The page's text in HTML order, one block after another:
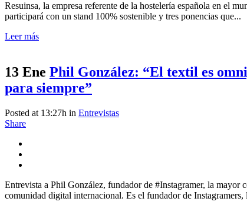
Resuinsa, la empresa referente de la hostelería española en el
participará con un stand 100% sostenible y tres ponencias que...
Leer más
13 Ene Phil González: “El textil es
para siempre”
Posted at 13:27h in Entrevistas
Share
Entrevista a Phil González, fundador de #Instagramer, la mayor
comunidad digital internacional. Es el fundador de Instagramers,